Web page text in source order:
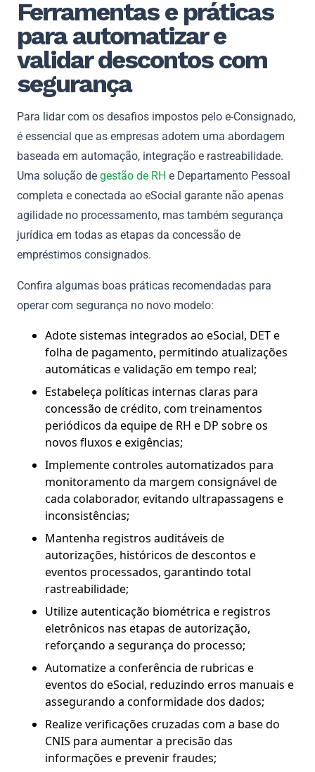
Ferramentas e práticas
para automatizar e
validar descontos com
segurança
Para lidar com os desafios impostos pelo e-Consignado,
é essencial que as empresas adotem uma abordagem
baseada em automação, integração e rastreabilidade.
Uma solução de gestão de RH e Departamento Pessoal
completa e conectada ao eSocial garante não apenas
agilidade no processamento, mas também segurança
jurídica em todas as etapas da concessão de
empréstimos consignados.
Confira algumas boas práticas recomendadas para
operar com segurança no novo modelo:
Adote sistemas integrados ao eSocial, DET e
folha de pagamento, permitindo atualizações
automáticas e validação em tempo real;
Estabeleça políticas internas claras para
concessão de crédito, com treinamentos
periódicos da equipe de RH e DP sobre os
novos fluxos e exigências;
Implemente controles automatizados para
monitoramento da margem consignável de
cada colaborador, evitando ultrapassagens e
inconsistências;
Mantenha registros auditáveis de
autorizações, históricos de descontos e
eventos processados, garantindo total
rastreabilidade;
Utilize autenticação biométrica e registros
eletrônicos nas etapas de autorização,
reforçando a segurança do processo;
Automatize a conferência de rubricas e
eventos do eSocial, reduzindo erros manuais e
assegurando a conformidade dos dados;
Realize verificações cruzadas com a base do
CNIS para aumentar a precisão das
informações e prevenir fraudes;